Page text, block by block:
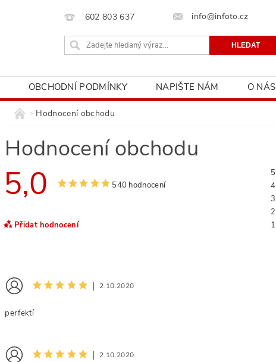
602 803 637 info@infoto.cz
OBCHODNÍ PODMÍNKY NAPIŠTE NÁM O NÁS
Hodnocení obchodu
Hodnocení obchodu
5,0 540 hodnocení
Přidat hodnocení
5
4
3
2
1
| 2.10.2020
perfektí
| 2.10.2020